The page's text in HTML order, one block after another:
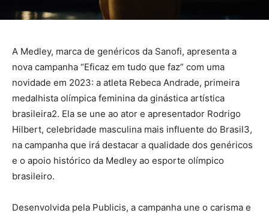
A Medley, marca de genéricos da Sanofi, apresenta a
nova campanha “Eficaz em tudo que faz” com uma
novidade em 2023: a atleta Rebeca Andrade, primeira
medalhista olímpica feminina da ginástica artística
brasileira2. Ela se une ao ator e apresentador Rodrigo
Hilbert, celebridade masculina mais influente do Brasil3,
na campanha que irá destacar a qualidade dos genéricos
e o apoio histórico da Medley ao esporte olímpico
brasileiro.
Desenvolvida pela Publicis, a campanha une o carisma e